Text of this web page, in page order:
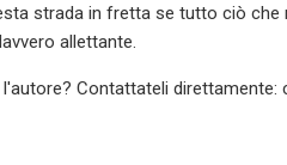
strada in fretta se tutto ciò
allettante.
Contattateli direttamente: